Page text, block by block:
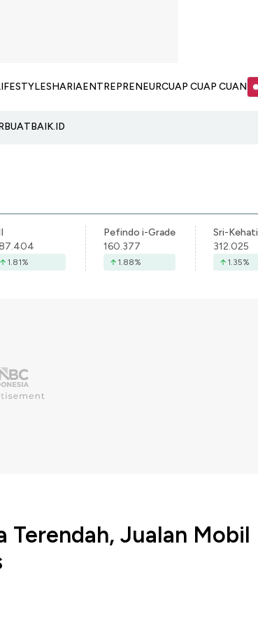
SHARIAENTREPRENEURCUAP CUAP CUAN
1.81%
Pefindo i-Grade
160.377
1.88%
Sri-Kehati
312.025
1.35%
Terendah, Jualan Mobil